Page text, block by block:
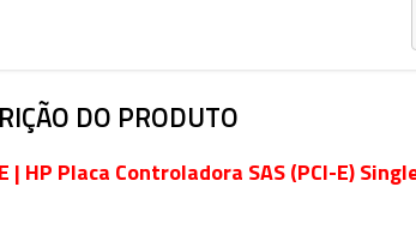
DO PRODUTO
| HP Placa Controladora SAS (PCI-E)